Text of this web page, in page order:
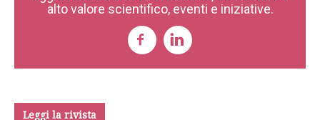
alto valore scientifico, eventi e iniziative.
Leggi la rivista